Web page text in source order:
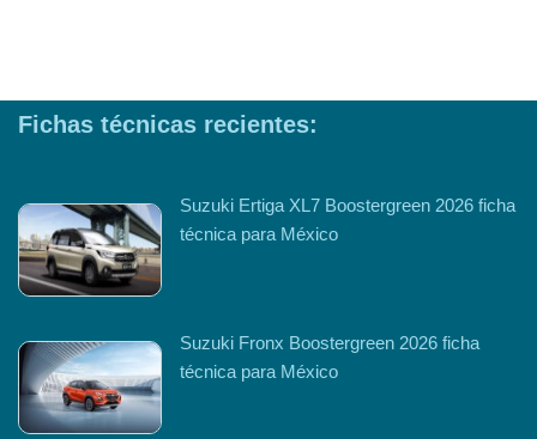
Fichas técnicas recientes:
Suzuki Ertiga XL7 Boostergreen 2026 ficha
técnica para México
Suzuki Fronx Boostergreen 2026 ficha
técnica para México